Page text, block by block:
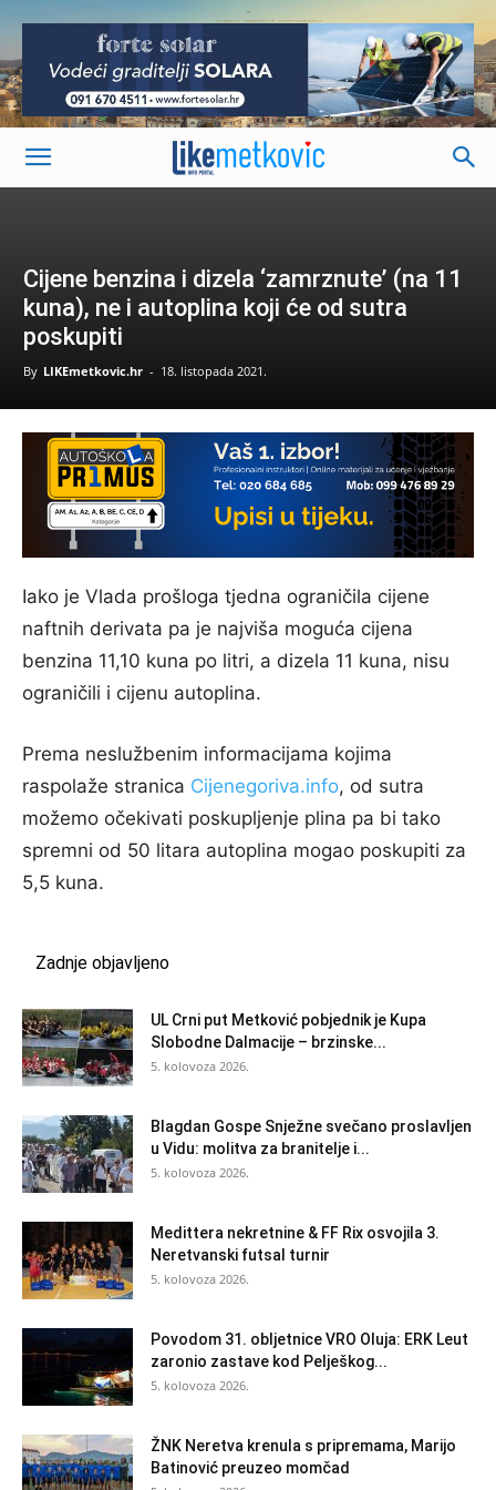
-
Cijene benzina i dizela ‘zamrznute’ (na 11
kuna), ne i autoplina koji će od sutra
poskupiti
By LIKEmetkovic.hr - 18. listopada 2021.
Iako je Vlada prošloga tjedna ograničila cijene
naftnih derivata pa je najviša moguća cijena
benzina 11,10 kuna po litri, a dizela 11 kuna, nisu
ograničili i cijenu autoplina.
Prema neslužbenim informacijama kojima
raspolaže stranica Cijenegoriva.info, od sutra
možemo očekivati poskupljenje plina pa bi tako
spremni od 50 litara autoplina mogao poskupiti za
5,5 kuna.
Zadnje objavljeno
UL Crni put Metković pobjednik je Kupa
Slobodne Dalmacije – brzinske...
5. kolovoza 2026.
Blagdan Gospe Snježne svečano proslavljen
u Vidu: molitva za branitelje i...
5. kolovoza 2026.
Medittera nekretnine & FF Rix osvojila 3.
Neretvanski futsal turnir
5. kolovoza 2026.
Povodom 31. obljetnice VRO Oluja: ERK Leut
zaronio zastave kod Pelješkog...
5. kolovoza 2026.
ŽNK Neretva krenula s pripremama, Marijo
Batinović preuzeo momčad